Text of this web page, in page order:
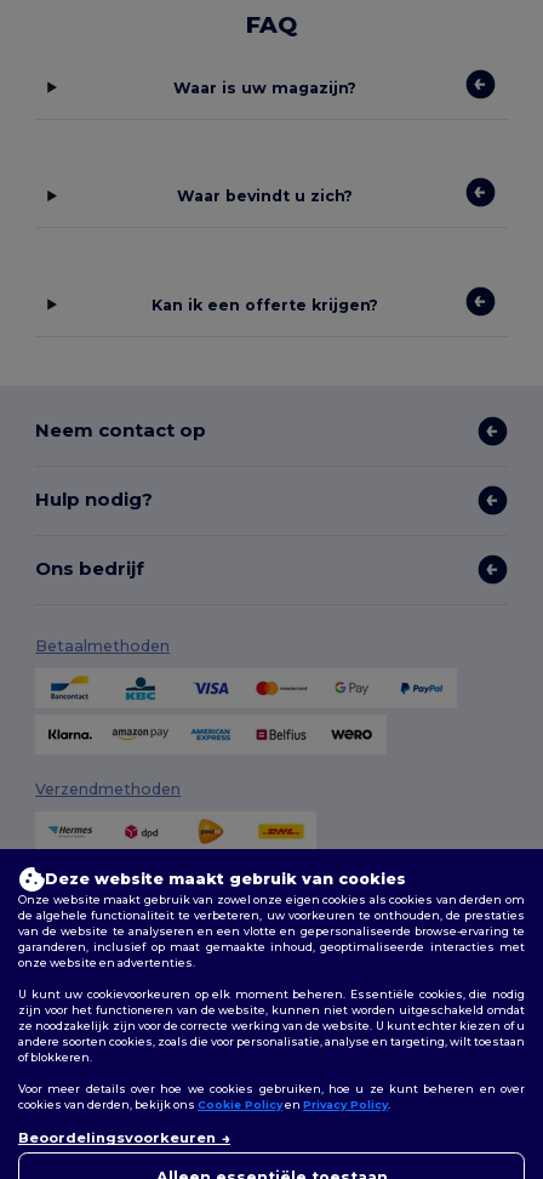
FAQ
Waar is uw magazijn?
Waar bevindt u zich?
Kan ik een offerte krijgen?
Neem contact op
Hulp nodig?
Ons bedrijf
Betaalmethoden
Verzendmethoden
Algemene voorwaarden |Aanpassingsbeleid |Privacybeleid |
Cookiebeleid| Sitemap
Volg ons
Bruxelles|Anvers|Mortsel|Malines|Lierre|Turnhout|Geel|
Deze website maakt gebruik van cookies
Onze website maakt gebruik van zowel onze eigen cookies als cookies van derden om
de algehele functionaliteit te verbeteren, uw voorkeuren te onthouden, de prestaties
van de website te analyseren en een vlotte en gepersonaliseerde browse-ervaring te
garanderen, inclusief op maat gemaakte inhoud, geoptimaliseerde interacties met
onze website en advertenties.
U kunt uw cookievoorkeuren op elk moment beheren. Essentiële cookies, die nodig
zijn voor het functioneren van de website, kunnen niet worden uitgeschakeld omdat
ze noodzakelijk zijn voor de correcte werking van de website. U kunt echter kiezen of u
andere soorten cookies, zoals die voor personalisatie, analyse en targeting, wilt toestaan
of blokkeren.
Voor meer details over hoe we cookies gebruiken, hoe u ze kunt beheren en over
cookies van derden, bekijk ons Cookie Policyen Privacy Policy.
Beoordelingsvoorkeuren